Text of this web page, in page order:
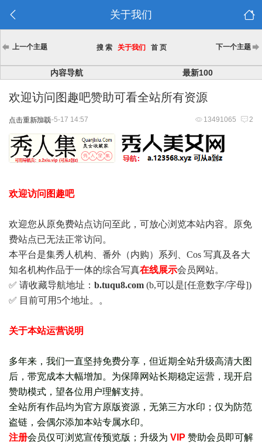
关于我们
上一个主题 搜 索 关于我们 首 页 下一个主题
内容导航 最新100
欢迎访问图趣吧赞助可看全站所有资源
点击重新加载 13491065 2
2025-5-17 14:57
欢迎访问图趣吧
欢迎您从原免费站点访问至此，可放心浏览本站内容。原免
费站点已无法正常访问。
本平台是集秀人机构、番外（内购）系列、Cos 写真及各大
知名机构作品于一体的综合写真在线展示会员网站。
✅ 请收藏导航地址： b.tuqu8.com (b,可以是[任意数字/字母])
✅ 目前可用5个地址。。
关于本站运营说明
多年来，我们一直坚持免费分享，但近期全站升级高清大图
后，带宽成本大幅增加。为保障网站长期稳定运营，现开启
赞助模式，望各位用户理解支持。
全站所有作品均为官方原版资源，无第三方水印；仅为防范
盗链，会偶尔添加本站专属水印。
注册会员仅可浏览宣传预览版 ； 升级为 VIP 赞助会员即可解